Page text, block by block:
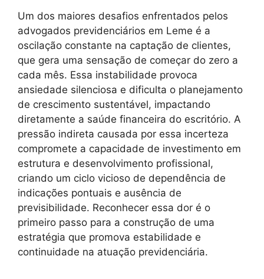
Um dos maiores desafios enfrentados pelos
advogados previdenciários em Leme é a
oscilação constante na captação de clientes,
que gera uma sensação de começar do zero a
cada mês. Essa instabilidade provoca
ansiedade silenciosa e dificulta o planejamento
de crescimento sustentável, impactando
diretamente a saúde financeira do escritório. A
pressão indireta causada por essa incerteza
compromete a capacidade de investimento em
estrutura e desenvolvimento profissional,
criando um ciclo vicioso de dependência de
indicações pontuais e ausência de
previsibilidade. Reconhecer essa dor é o
primeiro passo para a construção de uma
estratégia que promova estabilidade e
continuidade na atuação previdenciária.